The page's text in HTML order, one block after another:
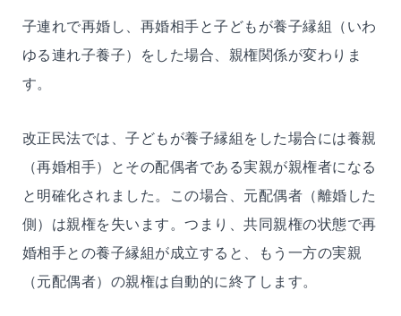
子連れで再婚し、再婚相手と子どもが養子縁組（いわ
ゆる連れ子養子）をした場合、親権関係が変わりま
す。
改正民法では、子どもが養子縁組をした場合には養親
（再婚相手）とその配偶者である実親が親権者になる
と明確化されました。この場合、元配偶者（離婚した
側）は親権を失います。つまり、共同親権の状態で再
婚相手との養子縁組が成立すると、もう一方の実親
（元配偶者）の親権は自動的に終了します。